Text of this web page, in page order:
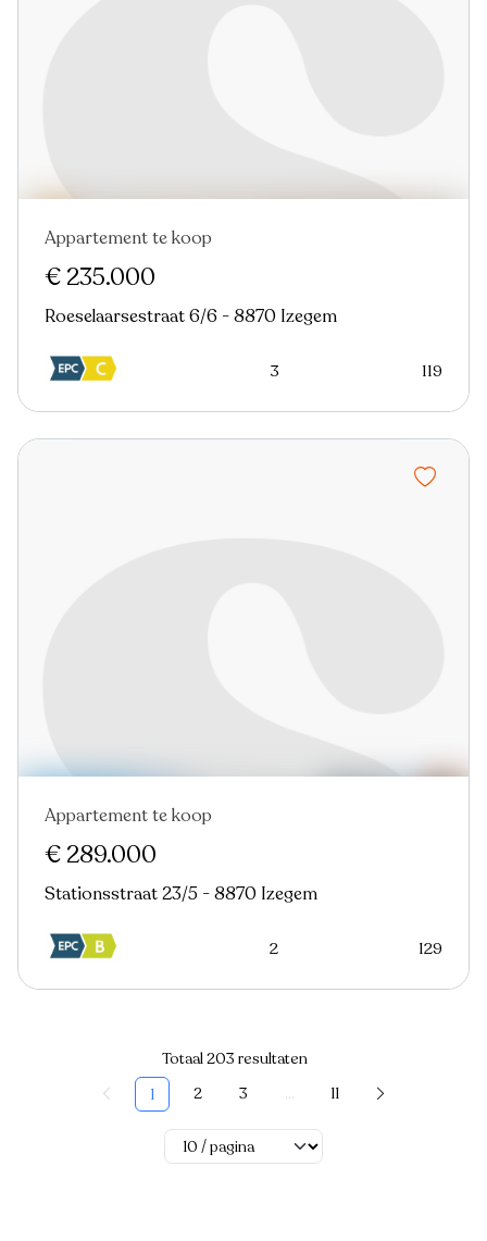
Appartement te koop
€ 235.000
Roeselaarsestraat 6/6 - 8870 Izegem
3 119
Appartement te koop
€ 289.000
Stationsstraat 23/5 - 8870 Izegem
2 129
Totaal 203 resultaten
1
2 3 ... 11